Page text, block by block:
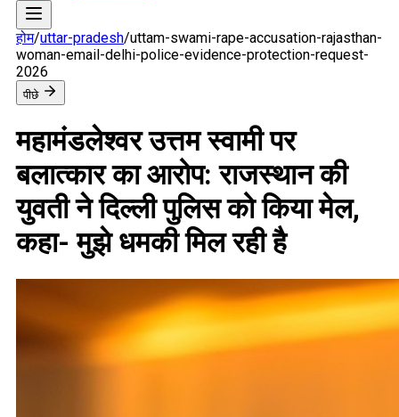
होम/uttar-pradesh/uttam-swami-rape-accusation-rajasthan-
woman-email-delhi-police-evidence-protection-request-
2026
पीछे
महामंडलेश्वर उत्तम स्वामी पर
बलात्कार का आरोप: राजस्थान की
युवती ने दिल्ली पुलिस को किया मेल,
कहा- मुझे धमकी मिल रही है